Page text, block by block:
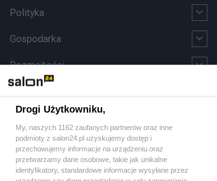
Polityka
Gospodarka
Rozmaitości
Sport
Społeczeństwo
Kultura
Drogi Użytkowniku,
My, naszych 1162 zaufanych partnerów oraz inne
podmioty z salon24.pl uzyskujemy dostęp i
przechowujemy informacje na urządzeniu oraz
przetwarzamy dane osobowe, takie jak unikalne
identyfikatory, standardowe informacje wysyłane przez